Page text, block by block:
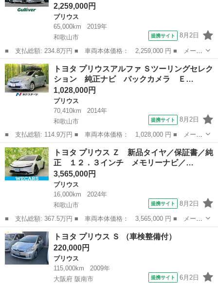
2,259,000円
プリウス
65,000km
2019年
和歌山市
提携サイト 8月2日
■ 支払総額: 234.8万円 ■ 車両本体価格： 2,259,000 円 ■ メーカ
ー名： トヨタ ■ 車種名： プリウス ■ グレード名： Ａツーリ
ングセレクション モデリスタエアロ ＨＵＤ 置くだけ充電 Ｂカ
メ ＢＴ...
和歌山 和歌山市 プリウス
トヨタ プリウスアルファ Ｓツーリングセレク
ション 純正ナビ バックカメラ Ｅ…
1,028,000円
プリウス
70,410km
2014年
和歌山市
提携サイト 8月2日
■ 支払総額: 114.9万円 ■ 車両本体価格： 1,028,000 円 ■ メーカ
ー名： トヨタ ■ 車種名： プリウスアルファ ■ グレード名：
Ｓツーリングセレクション 純正ナビ バックカメラ ＥＴＣ ドラ
レコ ス...
和歌山 和歌山市 プリウス
トヨタ プリウス Ｚ 新品タイヤ／保証書／純
正 １２．３インチ メモリーナビ／…
3,565,000円
プリウス
16,000km
2024年
和歌山市
提携サイト 8月2日
■ 支払総額: 367.5万円 ■ 車両本体価格： 3,565,000 円 ■ メーカ
ー名： トヨタ ■ 車種名： プリウス ■ グレード名： Ｚ 新品
タイヤ／保証書／純正 １２．３インチ メモリーナビ／デジタルイ
ンナーミ...
和歌山 和歌山市 プリウス
トヨタ プリウス Ｓ （車検整備付）
220,000円
プリウス
115,000km
2009年
大阪府 阪南市
提携サイト 6月2日